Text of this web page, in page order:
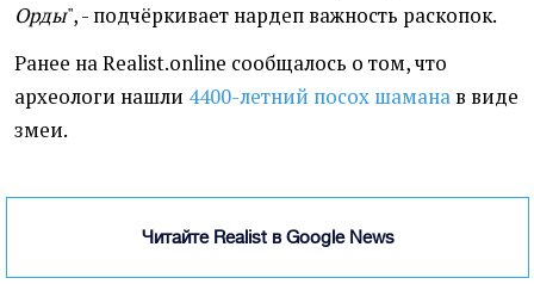
Орды", - подчёркивает нардеп важность раскопок.
Ранее на Realist.online сообщалось о том, что
археологи нашли 4400-летний посох шамана в виде
змеи.
Читайте Realist в Google News